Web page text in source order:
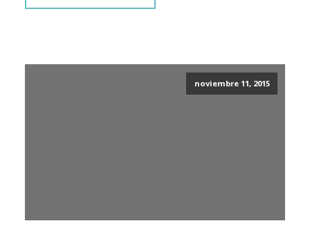
noviembre 11, 2015